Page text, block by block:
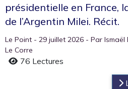
présidentielle en France,
de l’Argentin Milei. Récit.
Le Point - 29 juillet 2026 - Par
Le Corre
76 Lectures